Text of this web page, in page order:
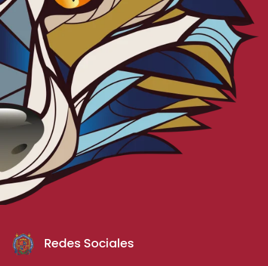
Redes Sociales